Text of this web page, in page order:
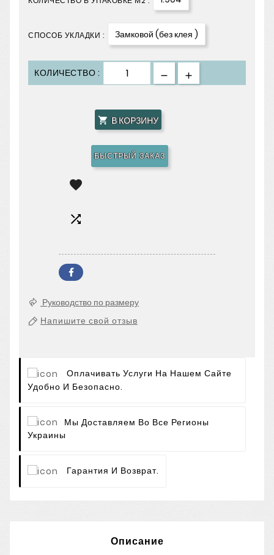
СПОСОБ УКЛАДКИ : Замковой (без клея )
КОЛИЧЕСТВО :
 В КОРЗИНУ
БЫСТРЫЙ ЗАКАЗ


Руководство по размеру
Напишите свой отзыв
Оплачивать Услуги На Нашем Сайте
Удобно И Безопасно.
Мы Доставляем Во Все Регионы
Украины
Гарантия И Возврат.
Описание